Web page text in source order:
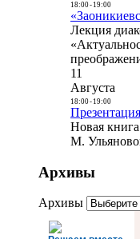
18:00- 19:00
Лекция
11
Августа
18:00- 19:00
Новая
М.
Архивы
Архивы